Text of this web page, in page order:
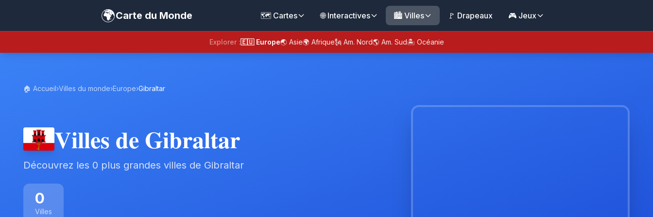
🌍Carte du Monde 🗺️ Cartes 🌐 Interactives 🏙️ Villes 🚩 Drapeaux 🎮 Jeux
Explorer :🇪🇺 Europe🌏 Asie🌍 Afrique🗽 Am. Nord🌎 Am. Sud🏝️ Océanie
🏠 Accueil›Villes du monde›Europe›Gibraltar
Villes de Gibraltar
Découvrez les 0 plus grandes villes de Gibraltar
0
Villes